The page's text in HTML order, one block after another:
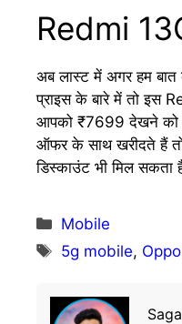
Redmi
अब लास्ट में अगर हम
प्राइस के बारे में तो इस
आपको ₹7699 देखने को
ऑफर के साथ खरीदते हैं
डिस्काउंट भी मिल सकता
Categories
Mobile
Tags
5g mobile, Oppo